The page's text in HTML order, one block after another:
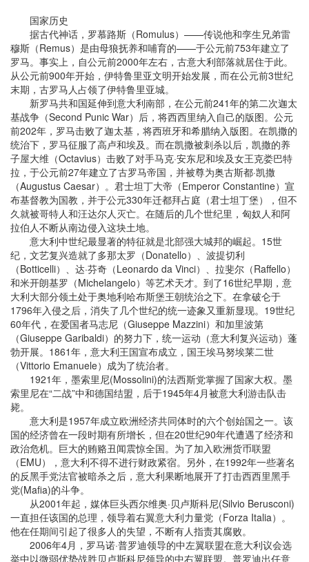
国家历史
据古代神话，罗慕路斯（Romulus）——传说他和孪生兄弟雷
穆斯（Remus）是由母狼抚养和哺育的——于公元前753年建立了
罗马。事实上，自公元前2000年左右，古意大利部落就居住于此。
从公元前900年开始，伊特鲁里亚文明开始发展，而在公元前3世纪
末期，古罗马人占领了伊特鲁里亚城。
新罗马共和国延伸到意大利南部，在公元前241年的第二次迦太
基战争（Second Punic War）后，将西西里纳入自己的版图。公元
前202年，罗马击败了迦太基，将西班牙和希腊纳入版图。在凯撒的
统治下，罗马征服了高卢和埃及。而在凯撒被刺杀以后，凯撒的养
子屋大维（Octavius）击败了对手马克·安东尼和埃及女王克娄巴特
拉，于公元前27年建立了古罗马帝国，并被尊为奥古斯都·凯撒
（Augustus Caesar）。君士坦丁大帝（Emperor Constantine）宣
布基督教为国教，并于公元330年迁都拜占庭（君士坦丁堡），但不
久就被哥特人和汪达尔人灭亡。在随后的几个世纪里，匈奴人和阿
拉伯人不断从南边侵入这块土地。
意大利中世纪最显著的特征就是北部强大城邦的崛起。15世
纪，文艺复兴造就了多那太罗（Donatello）、波提切利
（Botticelli）、达·芬奇（Leonardo da Vinci）、拉斐尔（Raffello）
和米开朗基罗（Michelangelo）等艺术天才。到了16世纪早期，意
大利大部分领土处于奥地利哈布斯堡王朝统治之下。在拿破仑于
1796年入侵之后，消失了几个世纪的统一迹象又重新显现。19世纪
60年代，在爱国者马志尼（Giuseppe Mazzini）和加里波第
（Giuseppe Garibaldi）的努力下，统一运动（意大利复兴运动）蓬
勃开展。1861年，意大利王国宣布成立，国王埃马努埃莱二世
（Vittorio Emanuele）成为了统治者。
1921年，墨索里尼(Mossolini)的法西斯党掌握了国家大权。墨
索里尼在“二战”中和德国结盟，后于1945年4月被意大利游击队击
毙。
意大利是1957年成立欧洲经济共同体时的六个创始国之一。该
国的经济曾在一段时期有所增长，但在20世纪90年代遭遇了经济和
政治危机。巨大的贿赂丑闻震惊全国。为了加入欧洲货币联盟
（EMU），意大利不得不进行财政紧宿。另外，在1992年一些著名
的反黑手党法官被暗杀之后，意大利果断地展开了打击西西里黑手
党(Mafia)的斗争。
从2001年起，媒体巨头西尔维奥·贝卢斯科尼(Silvio Berusconi)
一直担任该国的总理，领导着右翼意大利力量党（Forza Italia）。
他在任期间引起了很多人的失望，不断有人指责其腐败。
2006年4月，罗马诺·普罗迪领导的中左翼联盟在意大利议会选
举中以微弱优势战胜贝卢斯科尼领导的中右翼联盟。普罗迪出任意